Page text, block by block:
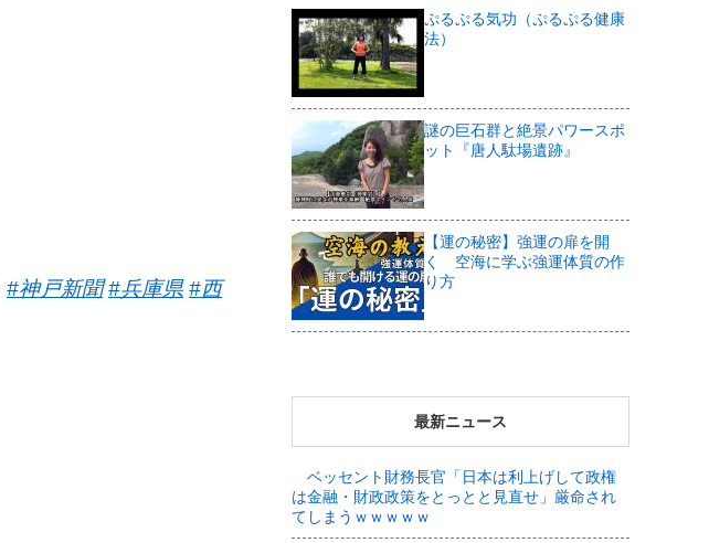
#神戸新聞 #兵庫県 #西
ぷるぷる気功（ぷるぷる健康
法）
謎の巨石群と絶景パワースポ
ット『唐人駄場遺跡』
【運の秘密】強運の扉を開
く 空海に学ぶ強運体質の作
り方
最新ニュース
ベッセント財務長官「日本は利上げして政権
は金融・財政政策をとっとと見直せ」厳命され
てしまうｗｗｗｗｗ